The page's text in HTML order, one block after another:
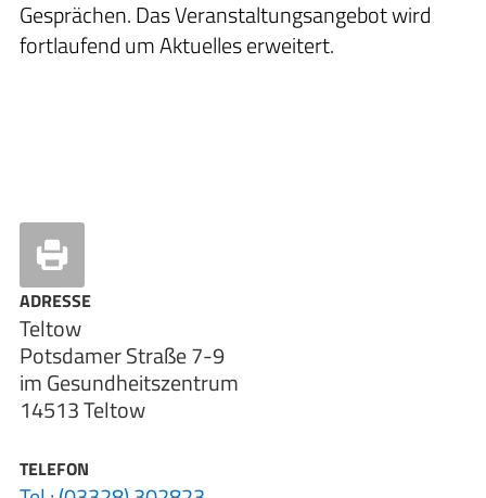
Gesprächen. Das Veranstaltungsangebot wird
fortlaufend um Aktuelles erweitert.
ADRESSE
Teltow
Potsdamer Straße 7-9
im Gesundheitszentrum
14513 Teltow
TELEFON